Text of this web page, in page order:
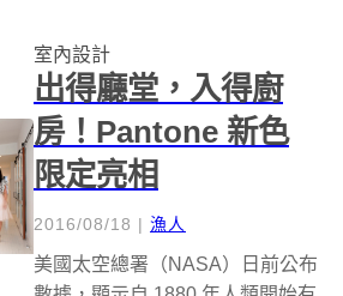
個不分男女老幼的醫療難題，
RIGI 睿集設計...
室內設計
出得廳堂，入得廚
房！Pantone 新色
限定亮相
2016/08/18 | 漁人
美國太空總署（NASA）日前公布